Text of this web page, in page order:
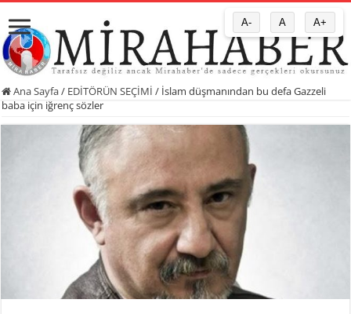
Ana Sayfa/ EDİTÖRÜN SEÇİMİ / İslam düşmanından bu defa Gazzeli
baba için iğrenç sözler
A- A A+